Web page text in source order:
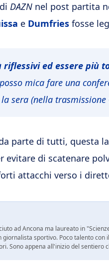
DAZN nel post partita
e Dumfries fosse
riflessivi ed essere più
mica fare una
sera (nella trasmissione
parte di tutti, questa
evitare di scatenare
attacchi verso i
ad Ancona ma laureato in
sportivo. Poco talento
Sono appena all'inizio del sentiero